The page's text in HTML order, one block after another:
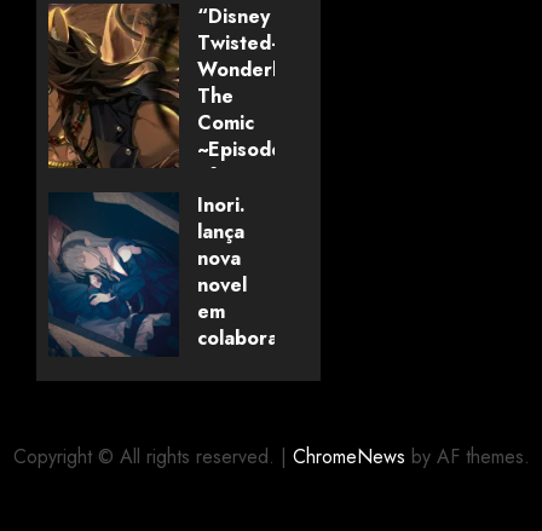
“Disney
Twisted-
Wonderland:
The
Comic
~Episode
of
Savanaclaw~”
anunciado
pela
Universo
dos
Livros
Inori.
lança
nova
novel
em
colaboração
Copyright © All rights reserved. | ChromeNews by AF themes.